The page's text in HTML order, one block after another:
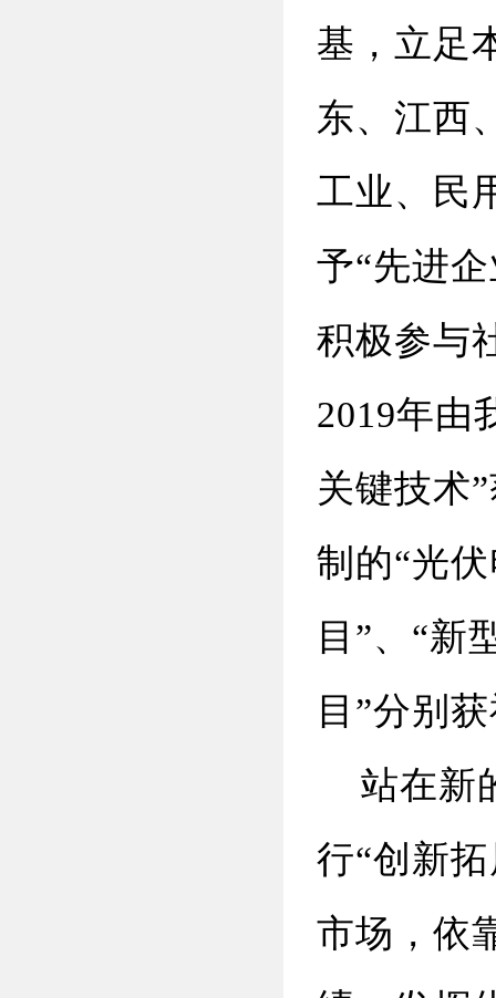
基，立足
东、江西
工业、民
予“先进
积极参与
2019年由
关键技术
制的“光
目”、“新
目”分别
站在新
行“创新
市场，依